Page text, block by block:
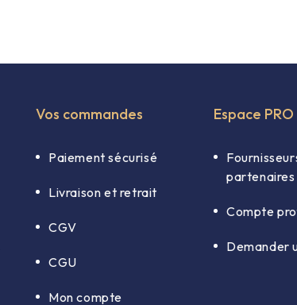
Vos commandes
Paiement sécurisé
Livraison et retrait
CGV
CGU
Mon compte
Espace PRO
partenaires
Compte
Demander